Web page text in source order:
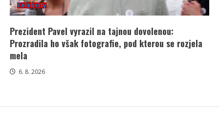
Celebrity
Prezident Pavel vyrazil na tajnou dovolenou:
Prozradila ho však fotografie, pod kterou se rozjela
mela
6. 8. 2026